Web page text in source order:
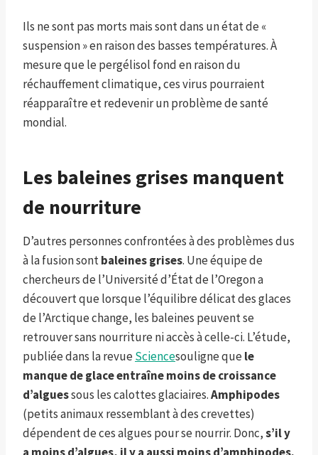
Ils ne sont pas morts mais sont dans un état de «
suspension » en raison des basses températures. À
mesure que le pergélisol fond en raison du
réchauffement climatique, ces virus pourraient
réapparaître et redevenir un problème de santé
mondial.
Les baleines grises manquent
de nourriture
D’autres personnes confrontées à des problèmes dus
à la fusion sontbaleines grises. Une équipe de
chercheurs de l’Université d’État de l’Oregon a
découvert que lorsque l’équilibre délicat des glaces
de l’Arctique change, les baleines peuvent se
retrouver sans nourriture ni accès à celle-ci. L’étude,
publiée dans la revue Sciencesouligne que le
manque de glace entraîne moins de croissance
d’alguessous les calottes glaciaires.Amphipodes
(petits animaux ressemblant à des crevettes)
dépendent de ces algues pour se nourrir. Donc,s’il y
a moins d’algues, il y a aussi moins d’amphipodes.